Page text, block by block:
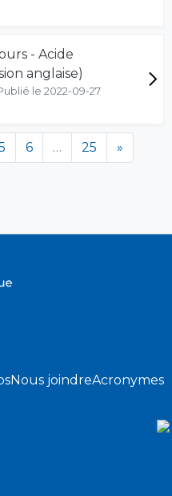
- Acide
anglaise)
le 2022-09-27
6 … 25 »
Nous joindreAcronymes